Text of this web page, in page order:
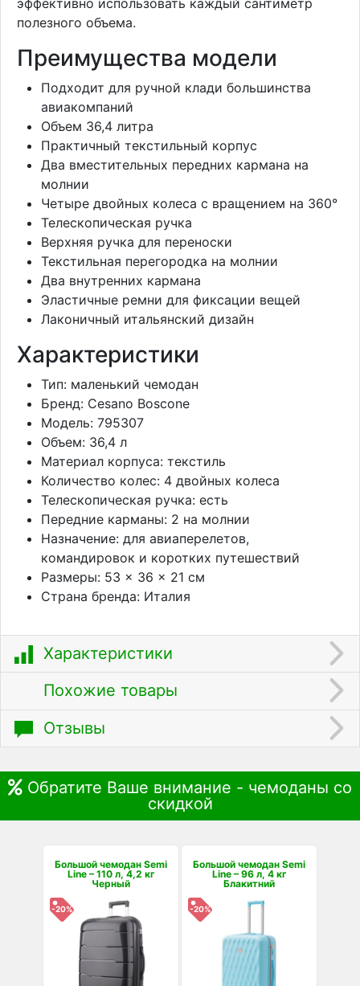
полезного объема.
Преимущества модели
Подходит для ручной клади большинства
авиакомпаний
Объем 36,4 литра
Практичный текстильный корпус
Два вместительных передних кармана на
молнии
Четыре двойных колеса с вращением на 360°
Телескопическая ручка
Верхняя ручка для переноски
Текстильная перегородка на молнии
Два внутренних кармана
Эластичные ремни для фиксации вещей
Лаконичный итальянский дизайн
Характеристики
Тип: маленький чемодан
Бренд: Cesano Boscone
Модель: 795307
Объем: 36,4 л
Материал корпуса: текстиль
Количество колес: 4 двойных колеса
Телескопическая ручка: есть
Передние карманы: 2 на молнии
Назначение: для авиаперелетов,
командировок и коротких путешествий
Размеры: 53 × 36 × 21 см
Страна бренда: Италия
Характеристики
Похожие товары
Отзывы
Обратите Ваше внимание - чемоданы со
скидкой
Большой чемодан Semi
Line – 110 л, 4,2 кг
Черный
-20%
Большой чемодан Semi
Line – 96 л, 4 кг
Блакитний
-20%